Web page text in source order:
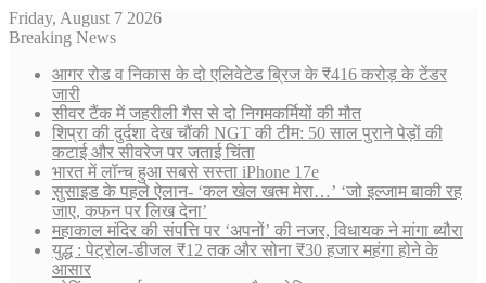
Friday, August 7 2026
Breaking News
आगर रोड व निकास के दो एलिवेटेड ब्रिज के ₹416 करोड़ के टेंडर
जारी
सीवर टैंक में जहरीली गैस से दो निगमकर्मियों की मौत
शिप्रा की दुर्दशा देख चौंकी NGT की टीम: 50 साल पुराने पेड़ों की
कटाई और सीवरेज पर जताई चिंता
भारत में लॉन्च हुआ सबसे सस्ता iPhone 17e
सुसाइड के पहले ऐलान- ‘कल खेल खत्म मेरा…’ ‘जो इल्जाम बाकी रह
जाए, कफन पर लिख देना’
महाकाल मंदिर की संपत्ति पर ‘अपनों’ की नजर, विधायक ने मांगा ब्यौरा
युद्ध : पेट्रोल-डीजल ₹12 तक और सोना ₹30 हजार महंगा होने के
आसार